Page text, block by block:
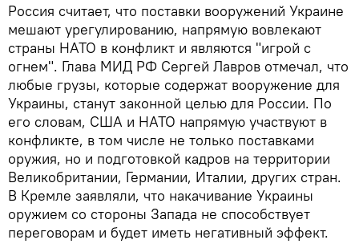
Россия считает, что поставки вооружений Украине
мешают урегулированию, напрямую вовлекают
страны НАТО в конфликт и являются "игрой с
огнем". Глава МИД РФ Сергей Лавров отмечал, что
любые грузы, которые содержат вооружение для
Украины, станут законной целью для России. По
его словам, США и НАТО напрямую участвуют в
конфликте, в том числе не только поставками
оружия, но и подготовкой кадров на территории
Великобритании, Германии, Италии, других стран.
В Кремле заявляли, что накачивание Украины
оружием со стороны Запада не способствует
переговорам и будет иметь негативный эффект.